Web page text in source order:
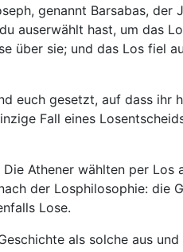
genannt Barsabas, der
auserwählt hast, um das
über sie; und das Los fiel
euch gesetzt, auf dass ihr
Fall eines
Athener wählten per Los
der Losphilosophie: die
Lose.
als solche aus